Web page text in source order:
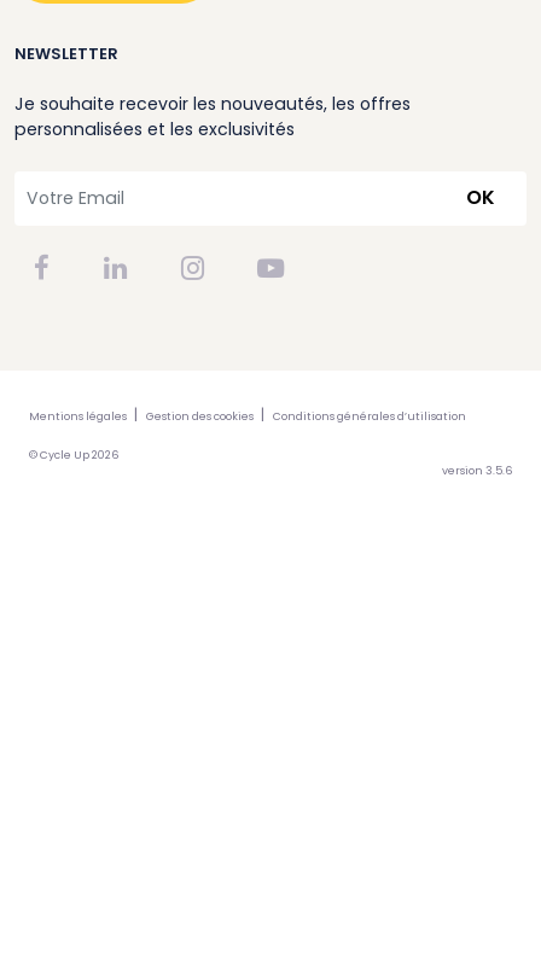
NEWSLETTER
Je souhaite recevoir les nouveautés, les offres
personnalisées et les exclusivités
OK
Mentions légales Gestion des cookies Conditions générales d’utilisation
© Cycle Up 2026
version 3.5.6